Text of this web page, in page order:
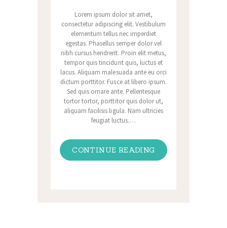
Lorem ipsum dolor sit amet,
consectetur adipiscing elit. Vestibulum
elementum tellus nec imperdiet
egestas. Phasellus semper dolor vel
nibh cursus hendrerit. Proin elit metus,
tempor quis tincidunt quis, luctus et
lacus. Aliquam malesuada ante eu orci
dictum porttitor. Fusce at libero ipsum.
Sed quis ornare ante. Pellentesque
tortor tortor, porttitor quis dolor ut,
aliquam facilisis ligula. Nam ultricies
feugiat luctus.…
CONTINUE READING